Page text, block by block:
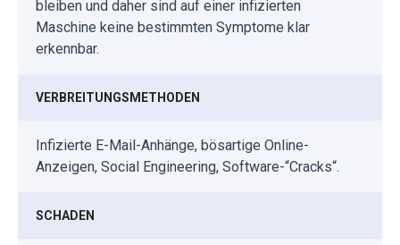
bleiben und daher sind auf einer infizierten
Maschine keine bestimmten Symptome klar
erkennbar.
VERBREITUNGSMETHODEN
Infizierte E-Mail-Anhänge, bösartige Online-
Anzeigen, Social Engineering, Software-“Cracks“.
SCHADEN